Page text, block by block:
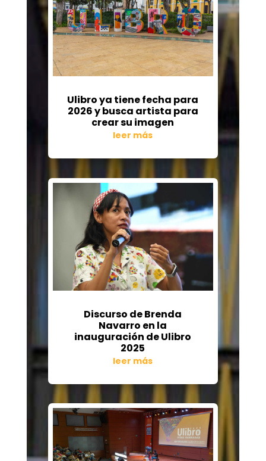
Ulibro ya tiene fecha para
2026 y busca artista para
crear su imagen
leer más
Discurso de Brenda
Navarro en la
inauguración de Ulibro
2025
leer más